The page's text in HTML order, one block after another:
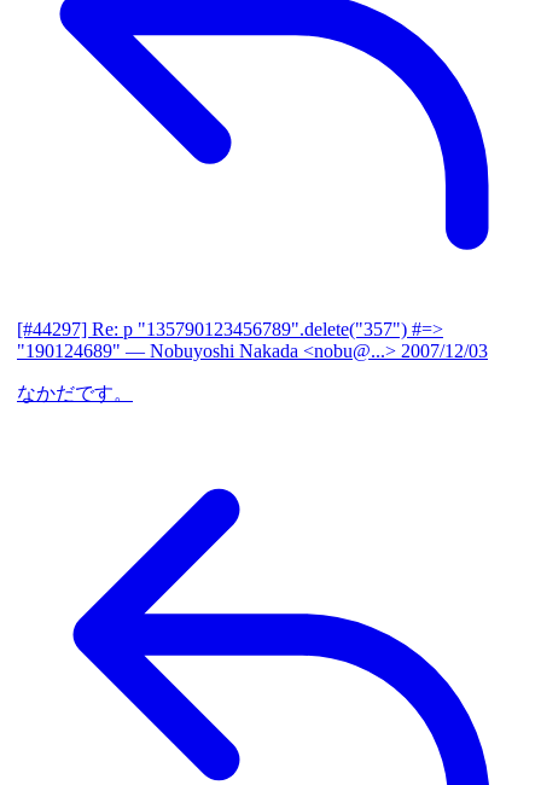
[#44297] Re: p "135790123456789".delete("357") #=>
"190124689" — Nobuyoshi Nakada <nobu@...> 2007/12/03
なかだです。